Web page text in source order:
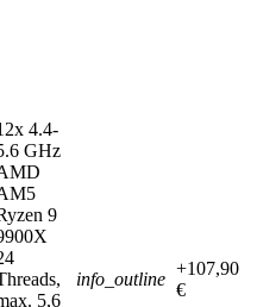
4.4-
GHz
9
5,6
info_outline
+107,90
€